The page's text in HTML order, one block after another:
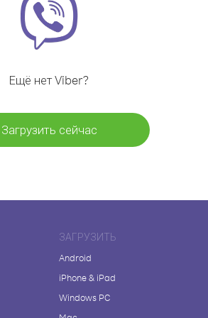
Ещё нет Viber?
Загрузить сейчас
ЗАГРУЗИТЬ
Android
iPhone & iPad
Windows PC